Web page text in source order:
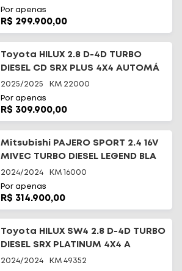
Por apenas
R$ 299.900,00
Toyota HILUX 2.8 D-4D TURBO
DIESEL CD SRX PLUS 4X4 AUTOMÁ
2025/2025 KM 22000
Por apenas
R$ 309.900,00
Mitsubishi PAJERO SPORT 2.4 16V
MIVEC TURBO DIESEL LEGEND BLA
2024/2024 KM 16000
Por apenas
R$ 314.900,00
Toyota HILUX SW4 2.8 D-4D TURBO
DIESEL SRX PLATINUM 4X4 A
2024/2024 KM 49352